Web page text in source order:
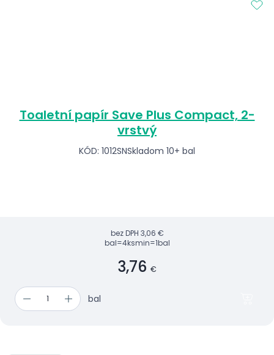
Toaletní papír Save Plus Compact, 2-
vrstvý
KÓD: 1012SNSkladom 10+ bal
bez DPH 3,06 €
bal=4ksmin=1bal
3,76 €
bal